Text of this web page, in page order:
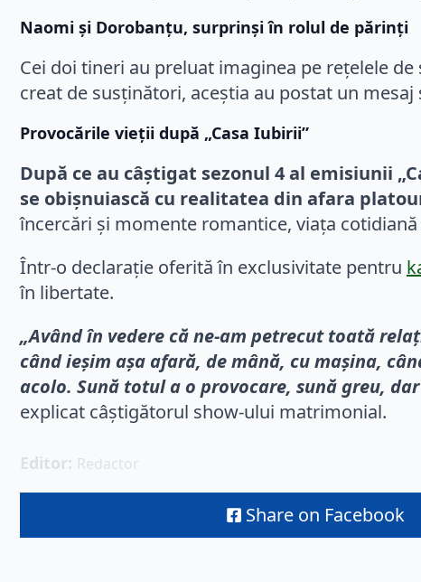
Naomi și Dorobanțu, surprinși în rolul de părinți
Cei doi tineri au preluat imaginea pe rețelele
creat de susținători, aceștia au postat un mesaj
Provocările vieții după „Casa Iubirii”
După ce au câștigat sezonul 4 al emisiunii
se obișnuiască cu realitatea din afara
încercări și momente romantice, viața
Într-o declarație oferită în exclusivitate pentru
în libertate.
„Având în vedere că ne-am petrecut toată
când ieșim așa afară, de mână, cu mașina,
acolo. Sună totul a o provocare, sună greu,
explicat câștigătorul show-ului matrimonial.
Editor: Redactor
Share on Facebook